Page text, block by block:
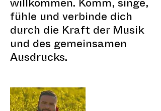
willkommen. Komm, singe,
fühle und verbinde dich
durch die Kraft der Musik
und des gemeinsamen
Ausdrucks.